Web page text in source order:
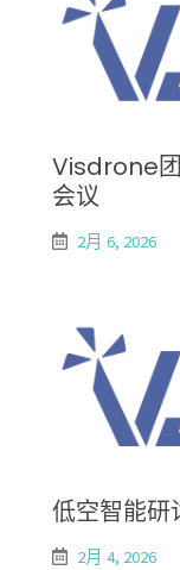
Visdrone
会议
2月 6, 2026
低空智能研
2月 4, 2026